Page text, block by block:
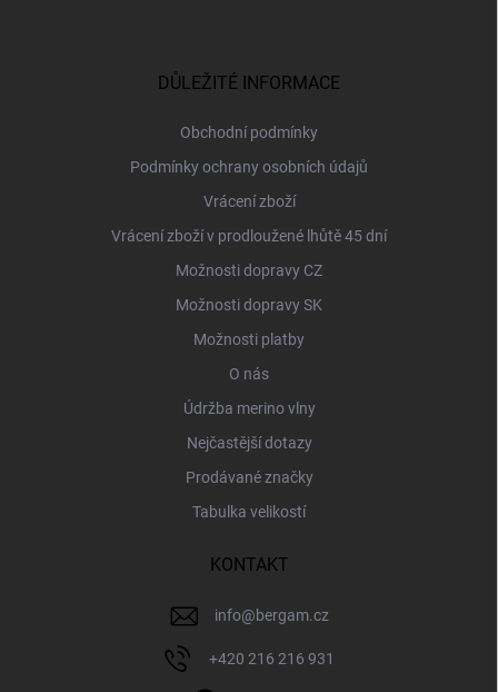
DŮLEŽITÉ INFORMACE
Obchodní podmínky
Podmínky ochrany osobních údajů
Vrácení zboží
Vrácení zboží v prodloužené lhůtě 45 dní
Možnosti dopravy CZ
Možnosti dopravy SK
Možnosti platby
O nás
Údržba merino vlny
Nejčastější dotazy
Prodávané značky
Tabulka velikostí
KONTAKT
info@bergam.cz
+420 216 216 931